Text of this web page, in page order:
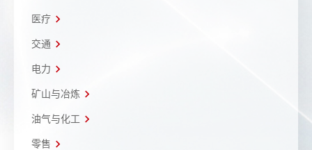
医疗
交通
电力
矿山与冶炼
油气与化工
零售